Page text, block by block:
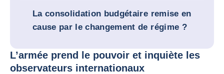
La consolidation budgétaire remise en
cause par le changement de régime ?
L’armée prend le pouvoir et inquiète les
observateurs internationaux